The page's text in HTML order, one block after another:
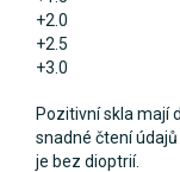
+2.0
+2.5
+3.0
Pozitivní skla mají
snadné čtení
je bez dioptrií.